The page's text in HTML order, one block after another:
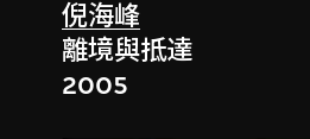
倪海峰
離境與抵達
2005